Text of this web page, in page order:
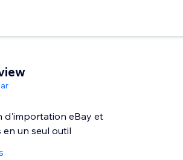
d'importation eBay et
en un seul outil